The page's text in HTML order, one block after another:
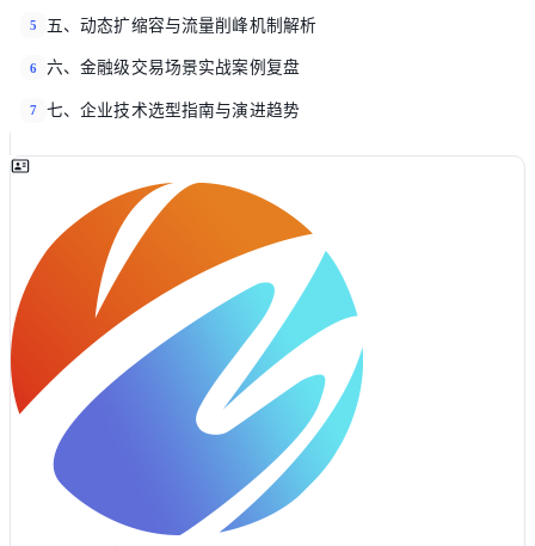
5 五、动态扩缩容与流量削峰机制解析
6 六、金融级交易场景实战案例复盘
7 七、企业技术选型指南与演进趋势